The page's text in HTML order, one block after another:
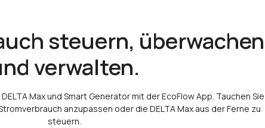
steuern, überwachen
verwalten.
Max und Smart Generator mit der EcoFlow App. Tauchen Sie
anzupassen oder die DELTA Max aus der Ferne zu
steuern.